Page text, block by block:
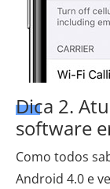
Dica 2.
software
Como todos
Android 4.0 e